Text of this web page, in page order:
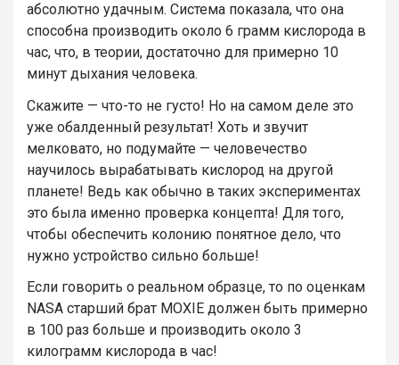
абсолютно удачным. Система показала, что она
способна производить около 6 грамм кислорода в
час, что, в теории, достаточно для примерно 10
минут дыхания человека.
Скажите — что-то не густо! Но на самом деле это
уже обалденный результат! Хоть и звучит
мелковато, но подумайте — человечество
научилось вырабатывать кислород на другой
планете! Ведь как обычно в таких экспериментах
это была именно проверка концепта! Для того,
чтобы обеспечить колонию понятное дело, что
нужно устройство сильно больше!
Если говорить о реальном образце, то по оценкам
NASA старший брат MOXIE должен быть примерно
в 100 раз больше и производить около 3
килограмм кислорода в час!